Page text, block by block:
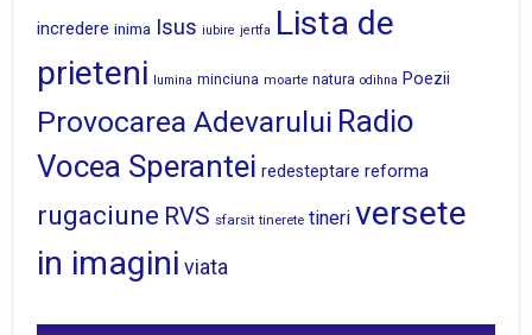
incredere inima Isus iubire jertfa Lista de
prieteni
lumina minciuna moarte natura odihna Poezii
Provocarea Adevarului Radio
Vocea Sperantei redesteptare reforma
rugaciune RVS sfarsit tinerete tineri versete
in imagini viata